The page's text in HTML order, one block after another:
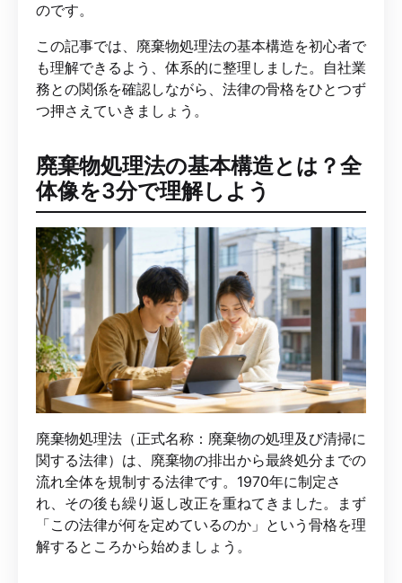
のです。
この記事では、廃棄物処理法の基本構造を初心者で
も理解できるよう、体系的に整理しました。自社業
務との関係を確認しながら、法律の骨格をひとつず
つ押さえていきましょう。
廃棄物処理法の基本構造とは？全
体像を3分で理解しよう
廃棄物処理法（正式名称：廃棄物の処理及び清掃に
関する法律）は、廃棄物の排出から最終処分までの
流れ全体を規制する法律です。1970年に制定さ
れ、その後も繰り返し改正を重ねてきました。まず
「この法律が何を定めているのか」という骨格を理
解するところから始めましょう。